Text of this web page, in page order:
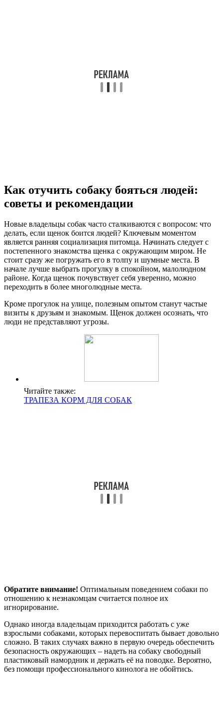
Как отучить собаку бояться людей:
советы и рекомендации
Новые владельцы собак часто сталкиваются с вопросом: что
делать, если щенок боится людей? Ключевым моментом
является ранняя социализация питомца. Начинать следует с
постепенного знакомства щенка с окружающим миром. Не
стоит сразу же погружать его в толпу и шумные места. В
начале лучше выбрать прогулку в спокойном, малолюдном
районе. Когда щенок почувствует себя уверенно, можно
переходить в более многолюдные места.
Кроме прогулок на улице, полезным опытом станут частые
визиты к друзьям и знакомым. Щенок должен осознать, что
люди не представляют угрозы.
Читайте также:
ТРАПЕЗА КОРМ ДЛЯ СОБАК
Обратите внимание! Оптимальным поведением собаки по
отношению к незнакомцам считается полное их
игнорирование.
Однако иногда владельцам приходится работать с уже
взрослыми собаками, которых перевоспитать бывает довольно
сложно. В таких случаях важно в первую очередь обеспечить
безопасность окружающих – надеть на собаку свободный
пластиковый намордник и держать её на поводке. Вероятно,
без помощи профессионального кинолога не обойтись.